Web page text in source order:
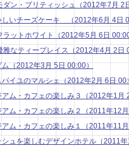
ン・ブリティッシュ（2012年7月 2
いチーズケーキ （2012年6月 4日
ットホワイト（2012年5月 6日
なティープレイス（2012年4月 2日
（2012年3月 5日 00:00）
ユのマルシェ（2012年2月 6日
・カフェの楽しみ３（2012年1月
・カフェの楽しみ２（2011年12
・カフェの楽しみ１（2011年11
ュを楽しむデザインホテル（2011